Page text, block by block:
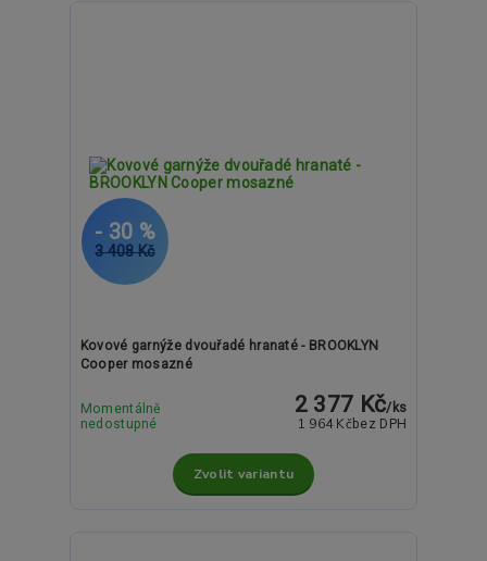
3 408 Kč
- 30 %
Kovové garnýže dvouřadé hranaté - BROOKLYN
Cooper mosazné
2 377 Kč/ ks
1 964 Kč bez DPH
Momentálně
nedostupné
Zvolit variantu